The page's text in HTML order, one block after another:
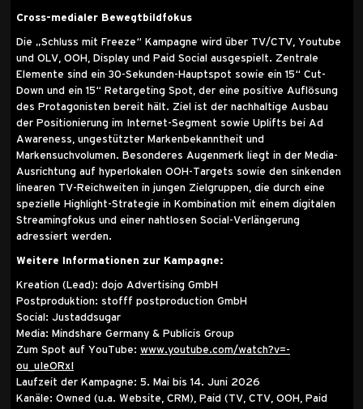
Cross-medialer Bewegtbildfokus
Die „Schluss mit Freeze“ Kampagne wird über TV/CTV, Youtube
und OLV, OOH, Display und Paid Social ausgespielt. Zentrale
Elemente sind ein 30-Sekunden-Hauptspot sowie ein 15“ Cut-
Down und ein 15“ Retargeting Spot, der eine positive Auflösung
des Protagonisten bereit hält. Ziel ist der nachhaltige Ausbau
der Positionierung im Internet-Segment sowie Uplifts bei Ad
Awareness, ungestützter Markenbekanntheit und
Markensuchvolumen. Besonderes Augenmerk liegt in der Media-
Ausrichtung auf hyperlokalen OOH-Targets sowie den sinkenden
linearen TV-Reichweiten in jungen Zielgruppen, die durch eine
spezielle Highlight-Strategie in Kombination mit einem digitalen
Streamingfokus und einer nahtlosen Social-Verlängerung
adressiert werden.
Weitere Informationen zur Kampagne:
Kreation (Lead): dojo Advertising GmbH
Postproduktion: stofff postproduction GmbH
Social: Justaddsugar
Media: Mindshare Germany & Publicis Group
Zum Spot auf YouTube: www.youtube.com/watch?v=-
ou_uIeORxI
Laufzeit der Kampagne: 5. Mai bis 14. Juni 2026
Kanäle: Owned (u.a. Website, CRM), Paid (TV, CTV, OOH, Paid